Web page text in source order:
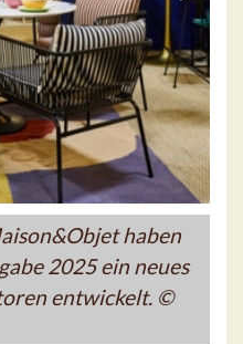
haben
2025 ein neues
entwickelt. ©